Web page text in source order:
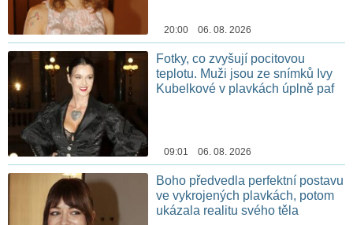
20:00 06. 08. 2026
Fotky, co zvyšují pocitovou
teplotu. Muži jsou ze snímků Ivy
Kubelkové v plavkách úplně paf
09:01 06. 08. 2026
Boho předvedla perfektní postavu
ve vykrojených plavkách, potom
ukázala realitu svého těla